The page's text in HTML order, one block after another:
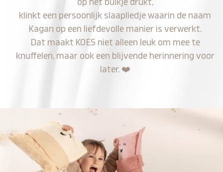
op het buikje drukt,
klinkt een persoonlijk slaapliedje waarin de naam
Kagan op een liefdevolle manier is verwerkt.
Dat maakt KOES niet alleen leuk om mee te
knuffelen, maar ook een blijvende herinnering voor
later. ❤️